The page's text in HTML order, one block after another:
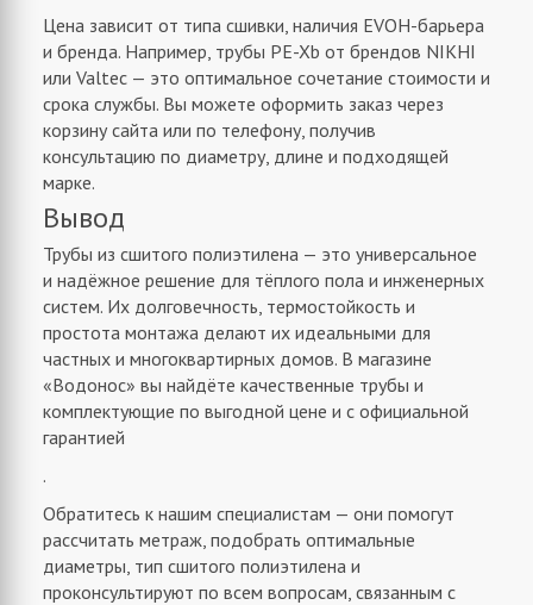
Цена зависит от типа сшивки, наличия EVOH-барьера
и бренда. Например, трубы PE-Xb от брендов NIKHI
или Valtec — это оптимальное сочетание стоимости и
срока службы. Вы можете оформить заказ через
корзину сайта или по телефону, получив
консультацию по диаметру, длине и подходящей
марке.
Вывод
Трубы из сшитого полиэтилена — это универсальное
и надёжное решение для тёплого пола и инженерных
систем. Их долговечность, термостойкость и
простота монтажа делают их идеальными для
частных и многоквартирных домов. В магазине
«Водонос» вы найдёте качественные трубы и
комплектующие по выгодной цене и с официальной
гарантией
.
Обратитесь к нашим специалистам — они помогут
рассчитать метраж, подобрать оптимальные
диаметры, тип сшитого полиэтилена и
проконсультируют по всем вопросам, связанным с